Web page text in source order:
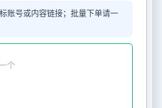
账号或内容链接；批量下单请一